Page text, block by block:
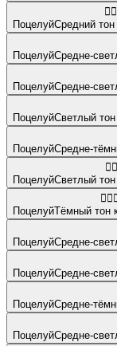
ПоцелуйСредний
ПоцелуйСредне-
ПоцелуйСредне-
ПоцелуйСветлый
ПоцелуйСредне-
ПоцелуйСветлый
ПоцелуйТёмный тон
ПоцелуйСредне-
ПоцелуйСредне-
ПоцелуйСредне-
ПоцелуйСредне-